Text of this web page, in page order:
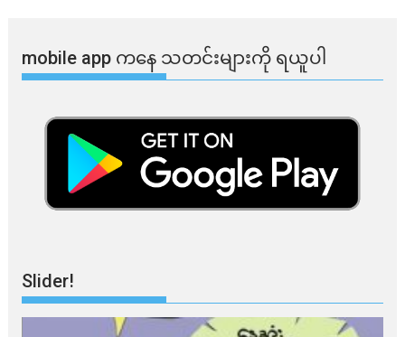
mobile app ​​ကနေ ​​သတင်းများကို ရယူပါ
Slider!